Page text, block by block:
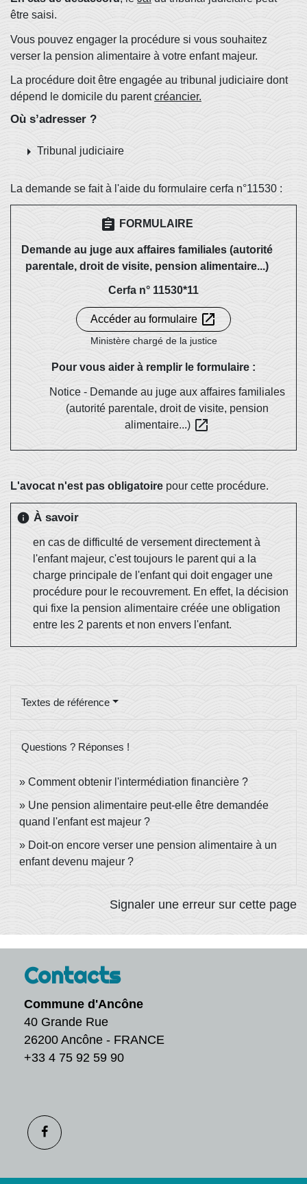
être saisi.
Vous pouvez engager la procédure si vous souhaitez
verser la pension alimentaire à votre enfant majeur.
La procédure doit être engagée au tribunal judiciaire dont
dépend le domicile du parentcréancier.
Où s’adresser ?
arrow_right Tribunal judiciaire
La demande se fait à l'aide du formulaire cerfa n°11530 :
assignment FORMULAIRE
Demande au juge aux affaires familiales (autorité
parentale, droit de visite, pension alimentaire...)
Cerfa n° 11530*11
Accéder au formulaire open_in_new
Ministère chargé de la justice
Pour vous aider à remplir le formulaire :
Notice - Demande au juge aux affaires familiales
(autorité parentale, droit de visite, pension
alimentaire...) open_in_new
L'avocat n'est pas obligatoire pour cette procédure.
info À savoir
en cas de difficulté de versement directement à
l'enfant majeur, c'est toujours le parent qui a la
charge principale de l'enfant qui doit engager une
procédure pour le recouvrement. En effet, la décision
qui fixe la pension alimentaire créée une obligation
entre les 2 parents et non envers l'enfant.
Textes de référence
Questions ? Réponses !
Comment obtenir l'intermédiation financière ?
Une pension alimentaire peut-elle être demandée
quand l'enfant est majeur ?
Doit-on encore verser une pension alimentaire à un
enfant devenu majeur ?
Signaler une erreur sur cette page
Contacts
Commune d'Ancône
40 Grande Rue
26200 Ancône - FRANCE
+33 4 75 92 59 90